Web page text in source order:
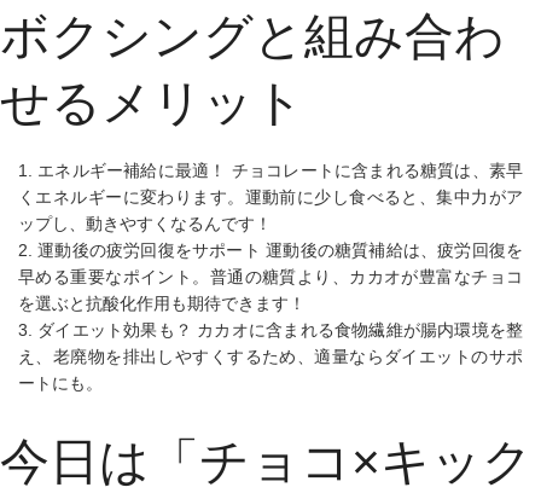
ボクシングと組み合わ
せるメリット
1. エネルギー補給に最適！
チョコレートに含まれる糖質は、素早
くエネルギーに変わります。運動前に少し食べると、集中力がア
ップし、動きやすくなるんです！
2. 運動後の疲労回復をサポート 運動後の糖質補給は、疲労回復を
早める重要なポイント。普通の糖質より、カカオが豊富なチョコ
を選ぶと抗酸化作用も期待できます！
3. ダイエット効果も？ カカオに含まれる食物繊維が腸内環境を整
え、老廃物を排出しやすくするため、適量ならダイエットのサポ
ートにも。
今日は「チョコ×キック